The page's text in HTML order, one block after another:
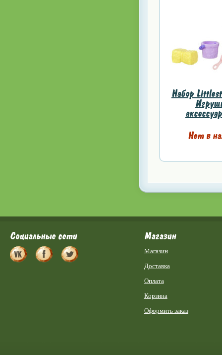
Набор
Нет в
Социальные сети Магазин
Магазин
Доставка
Оплата
Корзина
Оформить заказ